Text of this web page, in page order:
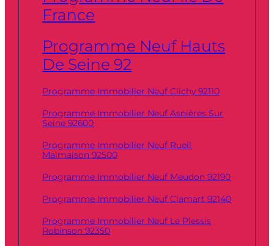
France
Programme Neuf Hauts
De Seine 92
Programme Immobilier Neuf Clichy 92110
Programme Immobilier Neuf Asnières Sur
Seine 92600
Programme Immobilier Neuf Rueil
Malmaison 92500
Programme Immobilier Neuf Meudon 92190
Programme Immobilier Neuf Clamart 92140
Programme Immobilier Neuf Le Plessis
Robinson 92350